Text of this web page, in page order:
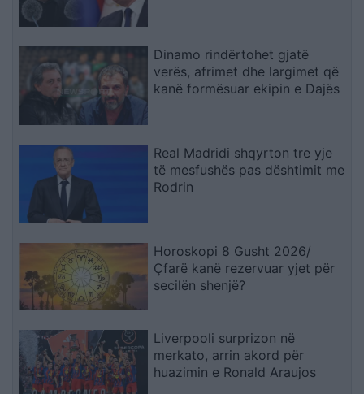
Dinamo rindërtohet gjatë
verës, afrimet dhe largimet që
kanë formësuar ekipin e Dajës
Real Madridi shqyrton tre yje
të mesfushës pas dështimit me
Rodrin
Horoskopi 8 Gusht 2026/
Çfarë kanë rezervuar yjet për
secilën shenjë?
Liverpooli surprizon në
merkato, arrin akord për
huazimin e Ronald Araujos